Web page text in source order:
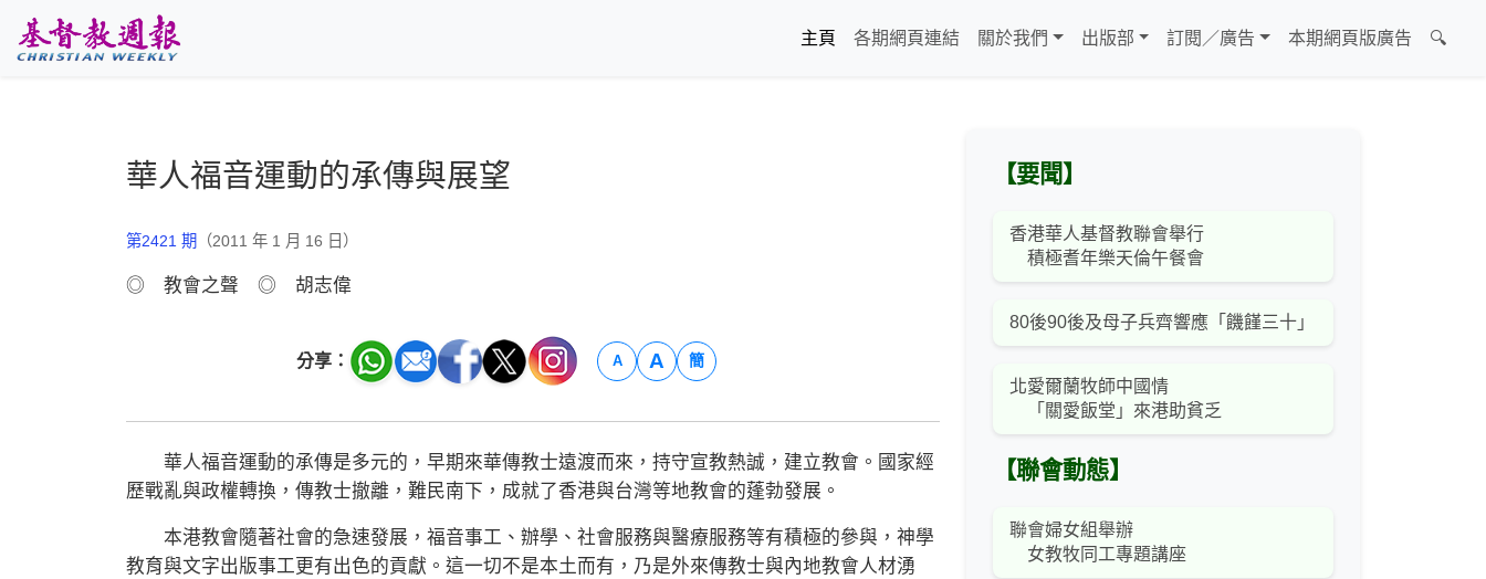
主頁
各期網頁連結 關於我們 出版部 訂閱／廣告 本期網頁版廣告 🔍
華人福音運動的承傳與展望
第2421 期 （2011 年 1 月 16 日）
◎ 教會之聲 ◎ 胡志偉
分享： A A 簡
華人福音運動的承傳是多元的，早期來華傳教士遠渡而來，持守宣教熱誠，建立教會。國家經
歷戰亂與政權轉換，傳教士撤離，難民南下，成就了香港與台灣等地教會的蓬勃發展。
本港教會隨著社會的急速發展，福音事工、辦學、社會服務與醫療服務等有積極的參與，神學
教育與文字出版事工更有出色的貢獻。這一切不是本土而有，乃是外來傳教士與內地教會人材湧
【要聞】
香港華人基督教聯會舉行
積極耆年樂天倫午餐會
80後90後及母子兵齊響應「饑饉三十」
北愛爾蘭牧師中國情
「關愛飯堂」來港助貧乏
【聯會動態】
聯會婦女組舉辦
女教牧同工專題講座